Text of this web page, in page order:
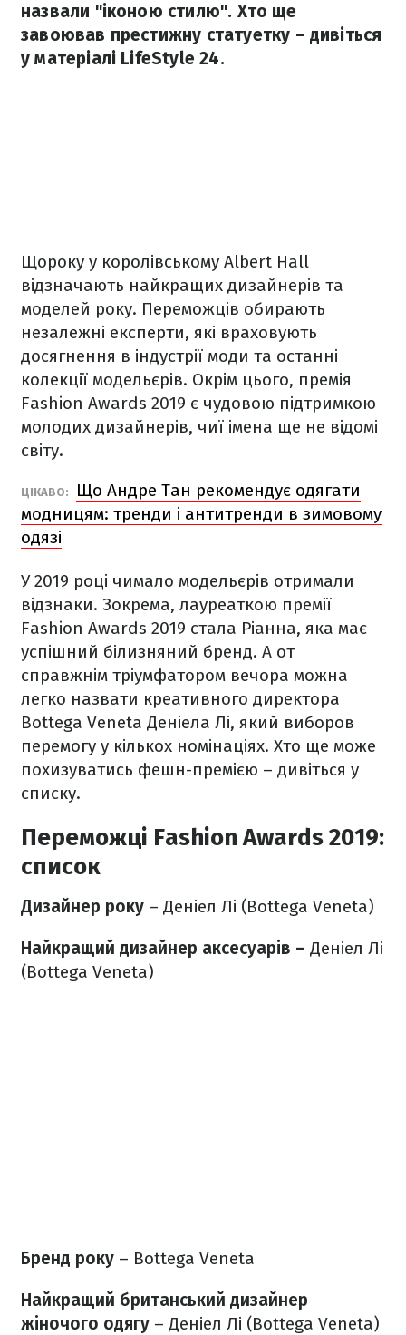
назвали "іконою стилю". Хто ще
завоював престижну статуетку – дивіться
у матеріалі LifeStyle 24.
Щороку у королівському Albert Hall
відзначають найкращих дизайнерів та
моделей року. Переможців обирають
незалежні експерти, які враховують
досягнення в індустрії моди та останні
колекції модельєрів. Окрім цього, премія
Fashion Awards 2019 є чудовою підтримкою
молодих дизайнерів, чиї імена ще не відомі
світу.
ЦІКАВО:
Що Андре Тан рекомендує одягати
модницям: тренди і антитренди в зимовому
одязі
У 2019 році чимало модельєрів отримали
відзнаки. Зокрема, лауреаткою премії
Fashion Awards 2019 стала Ріанна, яка має
успішний білизняний бренд. А от
справжнім тріумфатором вечора можна
легко назвати креативного директора
Bottega Veneta Деніела Лі, який виборов
перемогу у кількох номінаціях. Хто ще може
похизуватись фешн-премією – дивіться у
списку.
Переможці Fashion Awards 2019:
список
Дизайнер року – Деніел Лі (Bottega Veneta)
Найкращий дизайнер аксесуарів – Деніел Лі
(Bottega Veneta)
Бренд року – Bottega Veneta
Найкращий британський дизайнер
жіночого одягу – Деніел Лі (Bottega Veneta)